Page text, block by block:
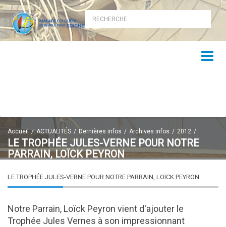
Accueil ACTUALITÉS Dernières infos Archives infos 2012
LE TROPHÉE JULES-VERNE POUR NOTRE
PARRAIN, LOÏCK PEYRON
LE TROPHÉE JULES-VERNE POUR NOTRE PARRAIN, LOÏCK PEYRON
Notre Parrain, Loïck Peyron vient d'ajouter le
Trophée Jules Vernes à son impressionnant